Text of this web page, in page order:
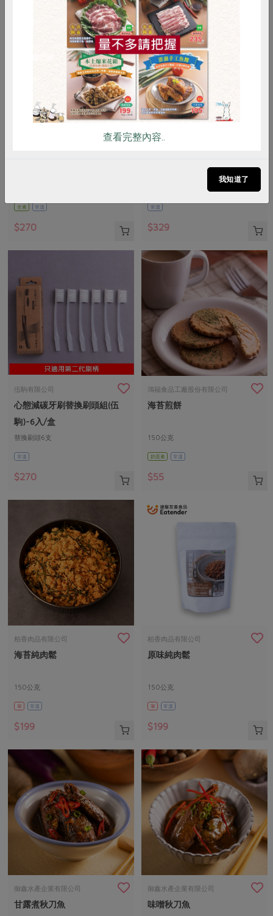
全素 常溫
$270
伍駒有限公司
鋁合金刷柄1支、替換刷頭1支
常溫
$329
伍駒有限公司
心態減碳牙刷替換刷頭組(伍
駒)-6入/盒
替換刷頭6支
常溫
$270
鴻福食品工廠股份有限公司
海苔煎餅
150公克
奶蛋素 常溫
$55
柏香肉品有限公司
海苔純肉鬆
150公克
葷 常溫
$199
柏香肉品有限公司
原味純肉鬆
150公克
葷 常溫
$199
御鑫水產企業有限公司
甘露煮秋刀魚
御鑫水產企業有限公司
味噌秋刀魚
RPET 食譜 減硝酸鹽
雞蛋 食安 共同購買
查看完整內容..
我知道了